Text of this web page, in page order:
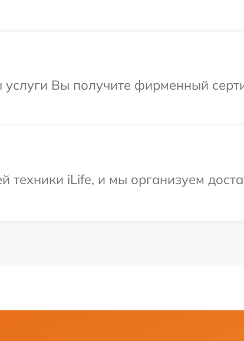
услуги Вы получите фирменный
техники iLife, и мы организуем